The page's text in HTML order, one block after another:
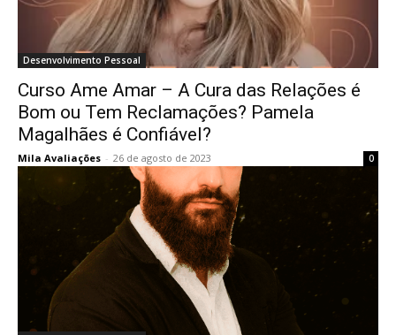
Desenvolvimento Pessoal
Curso Ame Amar – A Cura das Relações é
Bom ou Tem Reclamações? Pamela
Magalhães é Confiável?
Mila Avaliações - 26 de agosto de 2023 0